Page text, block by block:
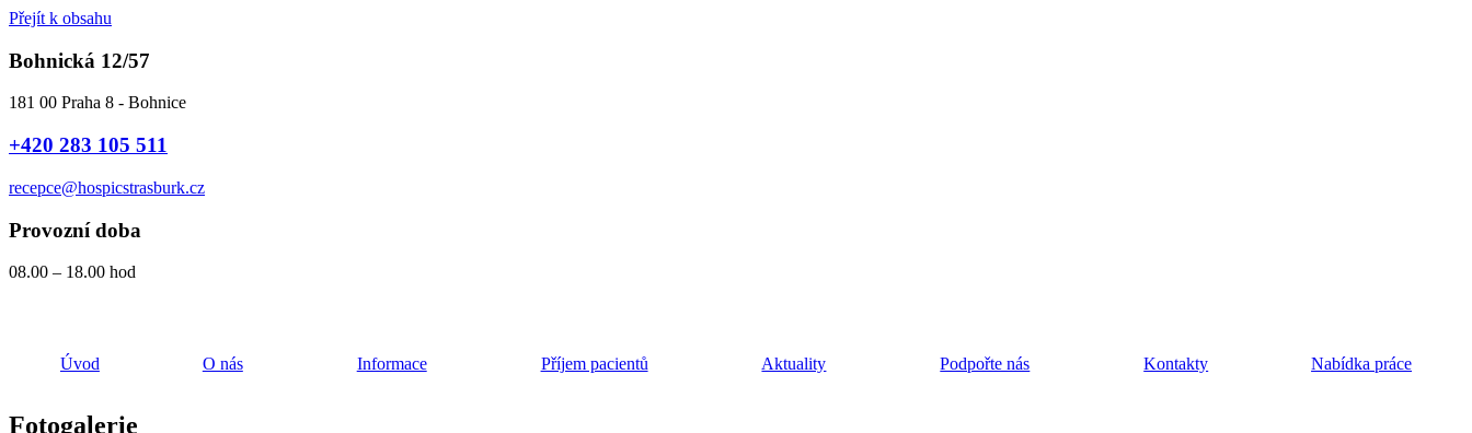
Přejít k obsahu
Bohnická 12/57
181 00 Praha 8 - Bohnice
+420 283 105 511
recepce@hospicstrasburk.cz
Provozní doba
08.00 – 18.00 hod
Úvod O nás Informace Příjem pacientů Aktuality Podpořte nás Kontakty Nabídka práce
Fotogalerie